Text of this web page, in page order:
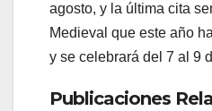
agosto, y la última cita
Medieval que este año
y se celebrará del 7 al 9
Publicaciones